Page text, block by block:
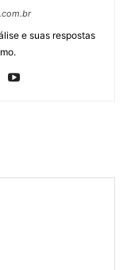
e suas respostas